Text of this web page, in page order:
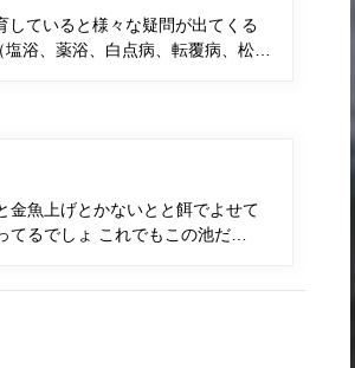
していると様々な疑問が出てくる
塩浴、薬浴、白点病、転覆病、松…
金魚上げとかないとと餌でよせて
てるでしょ これでもこの池だ…